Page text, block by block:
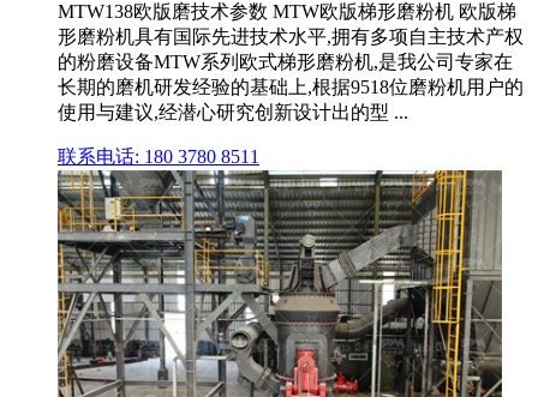
MTW138欧版磨技术参数 MTW欧版梯形磨粉机 欧版梯
形磨粉机具有国际先进技术水平,拥有多项自主技术产权
的粉磨设备MTW系列欧式梯形磨粉机,是我公司专家在
长期的磨机研发经验的基础上,根据9518位磨粉机用户的
使用与建议,经潜心研究创新设计出的型 ...
联系电话: 180 3780 8511